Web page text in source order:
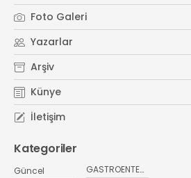
#sağlıkta bugünBayer #Dijital Sağlık ve
Foto Galeri
Yazarlar
Arşiv
Künye
İletişim
Kategoriler
Güncel
GASTROENTEROLOJİ